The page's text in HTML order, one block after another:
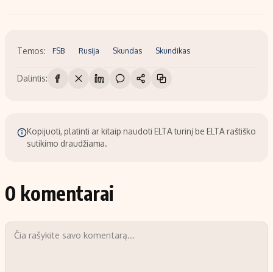
Temos: FSB Rusija Skundas Skundikas
Dalintis:
Kopijuoti, platinti ar kitaip naudoti ELTA turinį be ELTA raštiško
sutikimo draudžiama.
0 komentarai